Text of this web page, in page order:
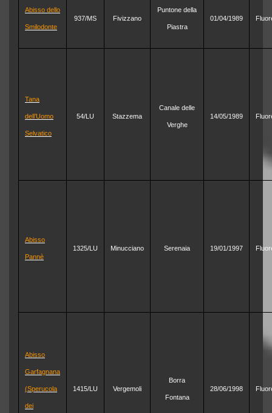
Abisso dello
Smilodonte
937/MS Fivizzano
Puntone della
Piastra
01/04/1989
Tana
dell’Uomo
Selvatico
54/LU Stazzema
Canale delle
Verghe
14/05/1989
Abisso
Pannè
1325/LU Minucciano Serenaia 19/01/1997
Abisso
Garfagnana
(Sperucola
dei
1415/LU Vergemoli
Borra
Fontana
28/06/1998